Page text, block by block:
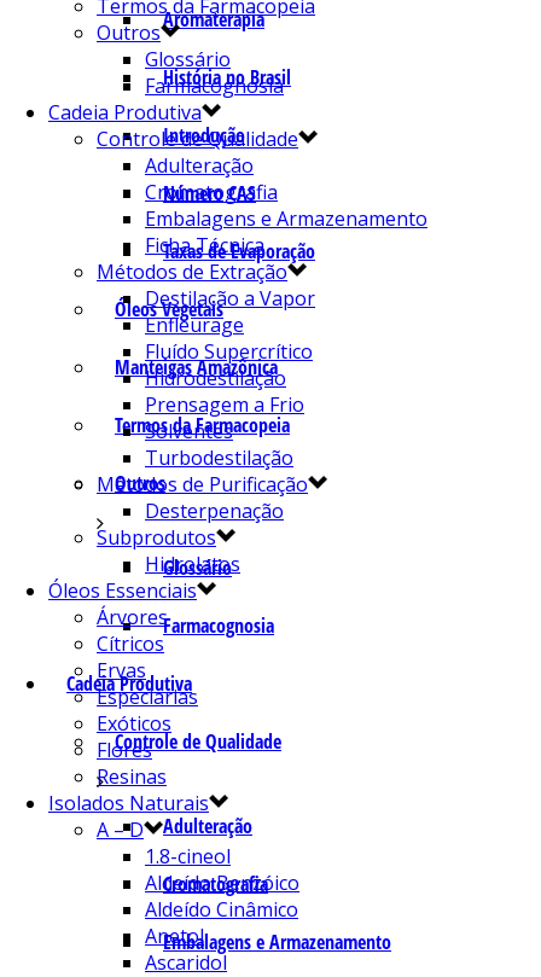
Aromaterapia
História no Brasil
Introdução
Número CAS
Taxas de Evaporação
Óleos Vegetais
Manteigas Amazônica
Termos da Farmacopeia
Outros
Glossário
Farmacognosia
Cadeia Produtiva
Controle de Qualidade
Adulteração
Cromatografia
Embalagens e Armazenamento
Termos da Farmacopeia
Outros
Glossário
Farmacognosia
Cadeia Produtiva
Controle de Qualidade
Adulteração
Cromatografia
Embalagens e Armazenamento
Ficha Técnica
Métodos de Extração
Destilação a Vapor
Enfleurage
Fluído Supercrítico
Hidrodestilação
Prensagem a Frio
Solventes
Turbodestilação
Métodos de Purificação
Desterpenação
Subprodutos
Hidrolatos
Óleos Essenciais
Árvores
Cítricos
Ervas
Especiarias
Exóticos
Flores
Resinas
Isolados Naturais
A – D
1.8-cineol
Aldeído Benzóico
Aldeído Cinâmico
Anetol
Ascaridol